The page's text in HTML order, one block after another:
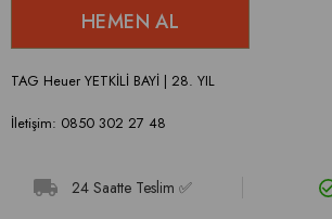
TAG Heuer YETKİLİ BAYİ | 28. YIL
İletişim: 0850 302 27 48
24 Saatte Teslim ✅